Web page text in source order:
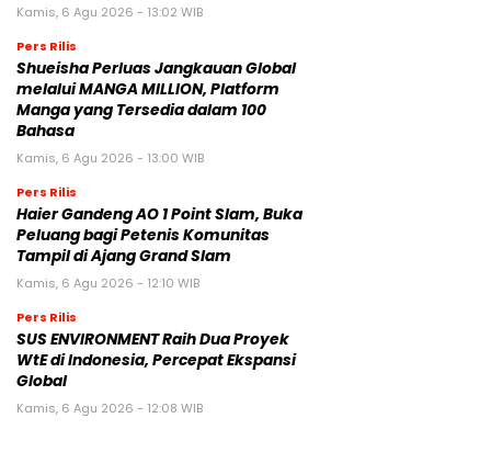
Kamis, 6 Agu 2026 - 13:02 WIB
Pers Rilis
Shueisha Perluas Jangkauan Global
melalui MANGA MILLION, Platform
Manga yang Tersedia dalam 100
Bahasa
Kamis, 6 Agu 2026 - 13:00 WIB
Pers Rilis
Haier Gandeng AO 1 Point Slam, Buka
Peluang bagi Petenis Komunitas
Tampil di Ajang Grand Slam
Kamis, 6 Agu 2026 - 12:10 WIB
Pers Rilis
SUS ENVIRONMENT Raih Dua Proyek
WtE di Indonesia, Percepat Ekspansi
Global
Kamis, 6 Agu 2026 - 12:08 WIB